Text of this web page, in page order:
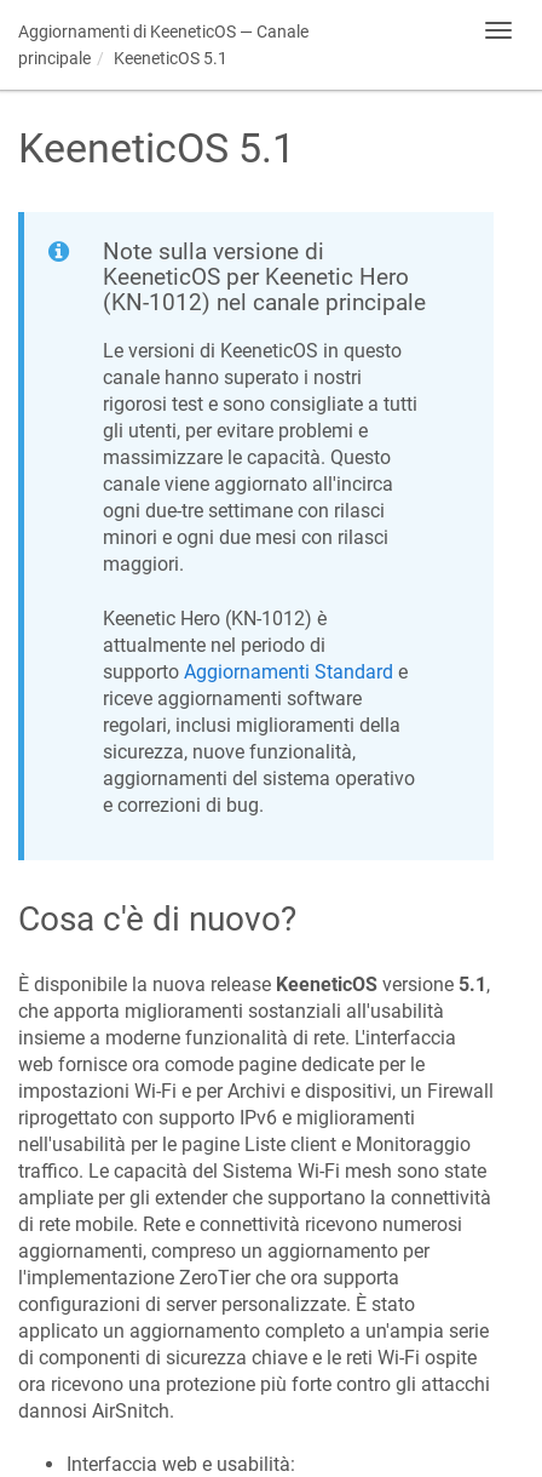
Aggiornamenti di KeeneticOS — Canale
principale
KeeneticOS 5.1
KeeneticOS 5.1
Note sulla versione di
KeeneticOS per Keenetic Hero
(KN-1012) nel canale principale
Le versioni di KeeneticOS in questo
canale hanno superato i nostri
rigorosi test e sono consigliate a tutti
gli utenti, per evitare problemi e
massimizzare le capacità. Questo
canale viene aggiornato all'incirca
ogni due-tre settimane con rilasci
minori e ogni due mesi con rilasci
maggiori.
Keenetic Hero (KN-1012) è
attualmente nel periodo di
supporto Aggiornamenti Standard e
riceve aggiornamenti software
regolari, inclusi miglioramenti della
sicurezza, nuove funzionalità,
aggiornamenti del sistema operativo
e correzioni di bug.
Cosa c'è di nuovo?
È disponibile la nuova release KeeneticOS versione 5.1,
che apporta miglioramenti sostanziali all'usabilità
insieme a moderne funzionalità di rete. L'interfaccia
web fornisce ora comode pagine dedicate per le
impostazioni Wi-Fi e per Archivi e dispositivi, un Firewall
riprogettato con supporto IPv6 e miglioramenti
nell'usabilità per le pagine Liste client e Monitoraggio
traffico. Le capacità del Sistema Wi-Fi mesh sono state
ampliate per gli extender che supportano la connettività
di rete mobile. Rete e connettività ricevono numerosi
aggiornamenti, compreso un aggiornamento per
l'implementazione ZeroTier che ora supporta
configurazioni di server personalizzate. È stato
applicato un aggiornamento completo a un'ampia serie
di componenti di sicurezza chiave e le reti Wi-Fi ospite
ora ricevono una protezione più forte contro gli attacchi
dannosi AirSnitch.
Interfaccia web e usabilità: